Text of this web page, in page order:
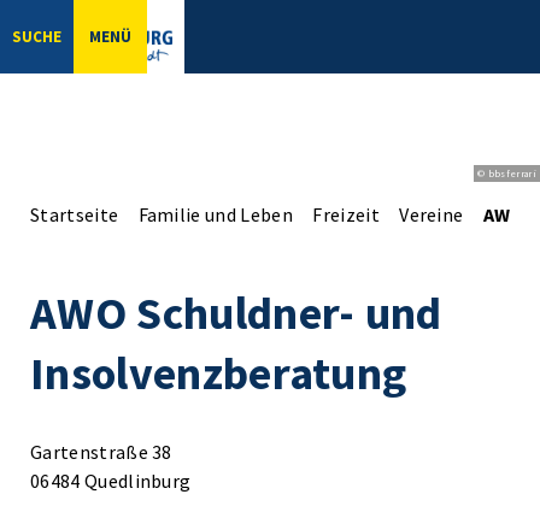
SUCHE MENÜ
© bbsferrari
Startseite Familie und Leben Freizeit Vereine AWO
AWO Schuldner- und
Insolvenzberatung
Gartenstraße 38
06484 Quedlinburg